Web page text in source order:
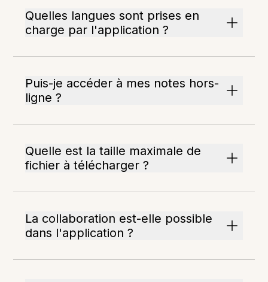
Quelles langues sont prises en
charge par l'application ?
Puis-je accéder à mes notes hors-
ligne ?
Quelle est la taille maximale de
fichier à télécharger ?
La collaboration est-elle possible
dans l'application ?